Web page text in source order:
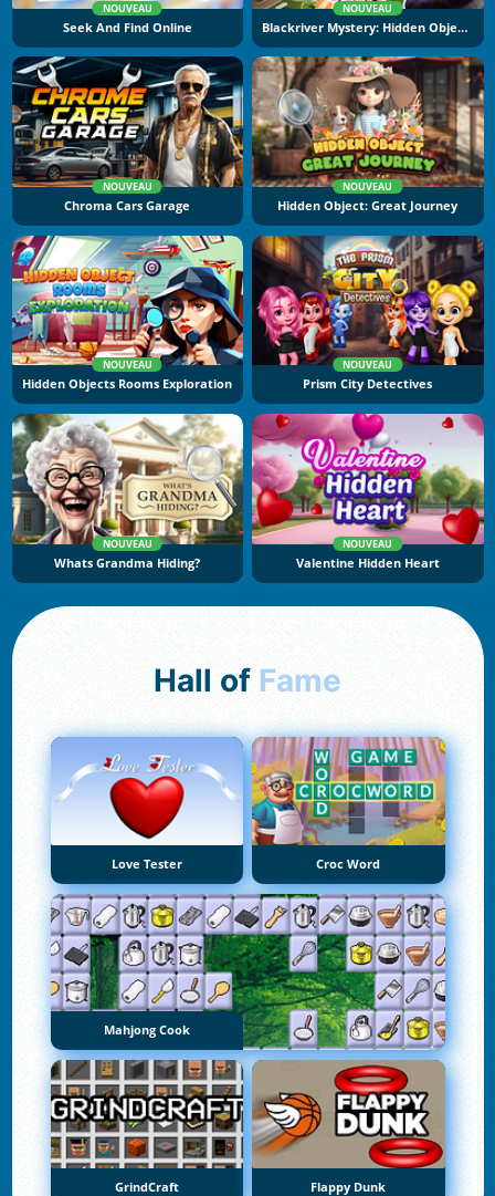
NOUVEAU
Seek And Find Online
NOUVEAU
Blackriver Mystery: Hidden Objects
NOUVEAU
Chroma Cars Garage
NOUVEAU
Hidden Object: Great Journey
NOUVEAU
Hidden Objects Rooms Exploration
NOUVEAU
Prism City Detectives
NOUVEAU
Whats Grandma Hiding?
NOUVEAU
Valentine Hidden Heart
Hall of Fame
Love Tester Croc Word
Mahjong Cook
GrindCraft Flappy Dunk